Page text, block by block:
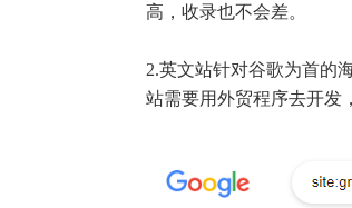
高，收录也不会差。
2.英文站针对谷歌为首的
站需要用外贸程序去开发